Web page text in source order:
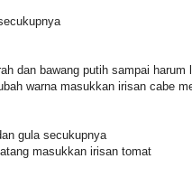
dan bawang putih sampai harum
warna masukkan irisan cabe
gula secukupnya
masukkan irisan tomat